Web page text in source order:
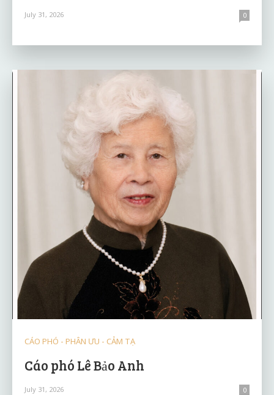
July 31, 2026 0
CÁO PHÓ - PHÂN ƯU - CẢM TẠ
Cáo phó Lê Bảo Anh
July 31, 2026 0